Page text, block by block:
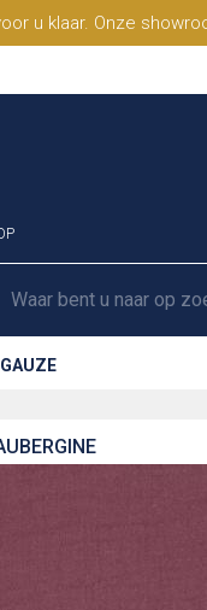
u klaar. Onze